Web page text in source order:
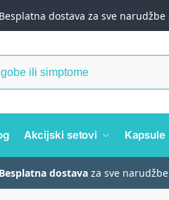
Besplatna dostava za sve narudžbe
Akcijski setovi Kapsule
Besplatna dostavaza sve